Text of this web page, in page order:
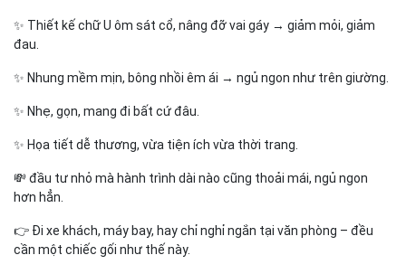
✨ Thiết kế chữ U ôm sát cổ, nâng đỡ vai gáy → giảm mỏi, giảm
đau.
✨ Nhung mềm mịn, bông nhồi êm ái → ngủ ngon như trên giường.
✨ Nhẹ, gọn, mang đi bất cứ đâu.
✨ Họa tiết dễ thương, vừa tiện ích vừa thời trang.
💸 đầu tư nhỏ mà hành trình dài nào cũng thoải mái, ngủ ngon
hơn hẳn.
👉 Đi xe khách, máy bay, hay chỉ nghỉ ngắn tại văn phòng – đều
cần một chiếc gối như thế này.